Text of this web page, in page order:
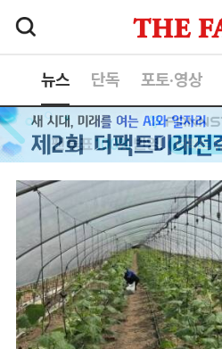
뉴스 단독 포토·영상